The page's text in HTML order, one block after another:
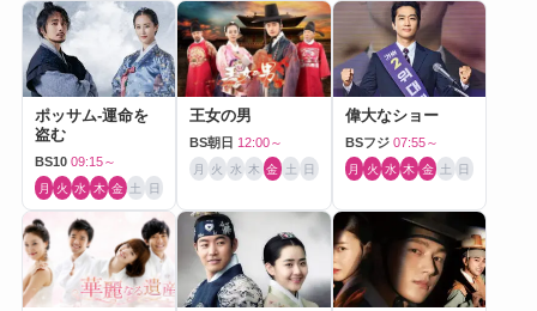
ポッサム-運命を
盗む
BS10 09:15～
月 火 水 木 金 土 日
王女の男
BS朝日 12:00～
月 火 水 木 金 土 日
偉大なショー
BSフジ 07:55～
月 火 水 木 金 土 日